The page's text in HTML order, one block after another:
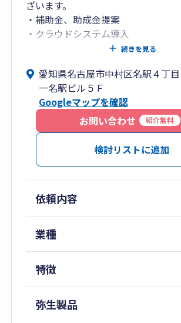
ざいます。
・補助金、助成金提案
・クラウドシステム導入
・医業、医療系へのサポート
SMCグループは名古屋オフィスを本
り、税理士に加えて中小企業診断士
務士等の士業が常駐しております。
そのため税理士だけでは対応しきれ
として、採用に関するアドバイスや
酬1%の創業融資支援、補助金・助成
情報提供・提案を実施することで、
また名古屋オフィスは医業クライア
上の実績を持ち、医療業種への対応
持ったスタッフが在籍しています。
続きを見る
愛知県名古屋市中村区名駅４丁
一名駅ビル５Ｆ
Googleマップを確認
お問い合わせ
紹介無料
検討リストに追加
依頼内容
業種
特徴
弥生製品